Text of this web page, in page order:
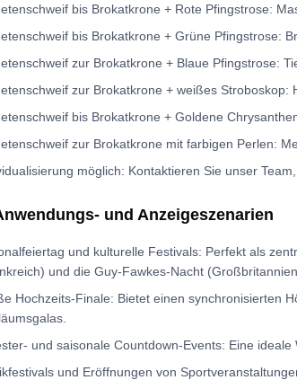
bis Brokatkrone + Rote Pfingstrose:
bis Brokatkrone + Grüne Pfingstrose:
zur Brokatkrone + Blaue Pfingstrose:
zur Brokatkrone + weißes Stroboskop:
bis Brokatkrone + Goldene
zur Brokatkrone mit farbigen Perlen:
möglich: Kontaktieren Sie unser
und Anzeigeszenarien
und kulturelle Festivals: Perfekt als
und die Guy-Fawkes-Nacht
Hochzeits-Finale: Bietet einen synchronisierten
und saisonale Countdown-Events: Eine
und Eröffnungen von